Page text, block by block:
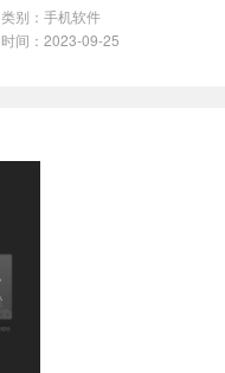
类别：手机软件
时间：2023-09-25